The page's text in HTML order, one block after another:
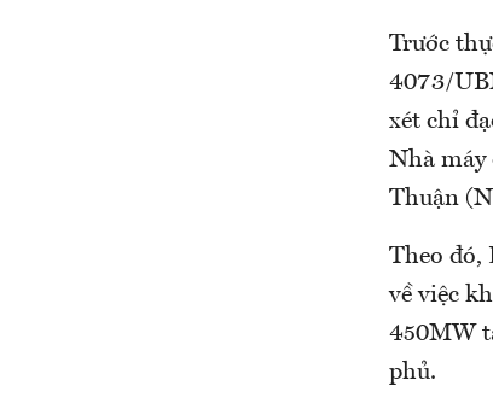
Trước
4073/
xét chỉ
Nhà
Thuận
Theo đó,
về việc
450MW
phủ.